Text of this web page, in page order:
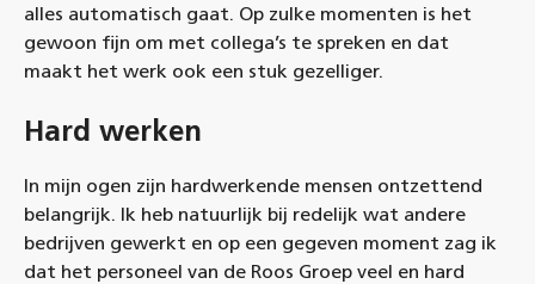
alles automatisch gaat. Op zulke momenten is het
gewoon fijn om met collega’s te spreken en dat
maakt het werk ook een stuk gezelliger.
Hard werken
In mijn ogen zijn hardwerkende mensen ontzettend
belangrijk. Ik heb natuurlijk bij redelijk wat andere
bedrijven gewerkt en op een gegeven moment zag ik
dat het personeel van de Roos Groep veel en hard